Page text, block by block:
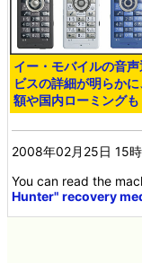
イー・モバイルの音
ビスの詳細が明らか
額や国内ローミングも
2008年02月25日 15
You can read the
Hunter" recovery